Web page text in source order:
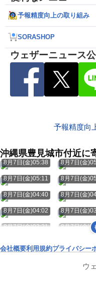
予報精度向上の取り組み
SORASHOP
ウェザーニュース
予報精度向
沖縄県豊見城市付近に
8月7日(金)05:38 8月7日(金
8月7日(金)05:11 8月7日(金
8月7日(金)04:40 8月7日(金
8月7日(金)04:02 8月7日(金
8月7日(金)03:21 8月7日(金
会社概要利用規約プライバシー
ウ